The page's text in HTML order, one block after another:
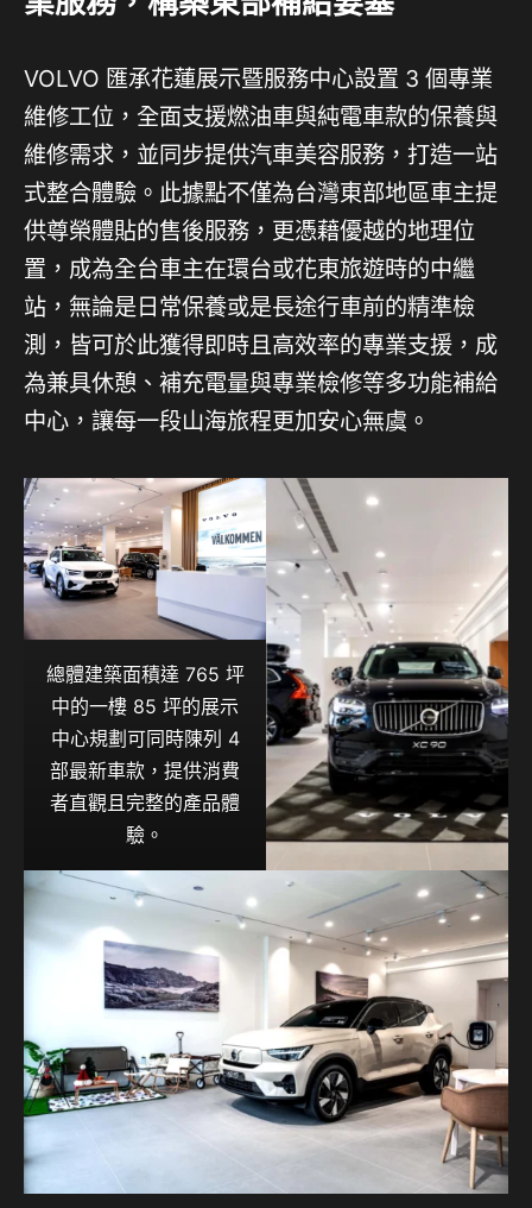
VOLVO 匯承花蓮展示暨服務中心設置 3 個專業
維修工位，全面支援燃油車與純電車款的保養與
維修需求，並同步提供汽車美容服務，打造一站
式整合體驗。此據點不僅為台灣東部地區車主提
供尊榮體貼的售後服務，更憑藉優越的地理位
置，成為全台車主在環台或花東旅遊時的中繼
站，無論是日常保養或是長途行車前的精準檢
測，皆可於此獲得即時且高效率的專業支援，成
為兼具休憩、補充電量與專業檢修等多功能補給
中心，讓每一段山海旅程更加安心無虞。
總體建築面積達 765 坪
中的一樓 85 坪的展示
中心規劃可同時陳列 4
部最新車款，提供消費
者直觀且完整的產品體
驗。